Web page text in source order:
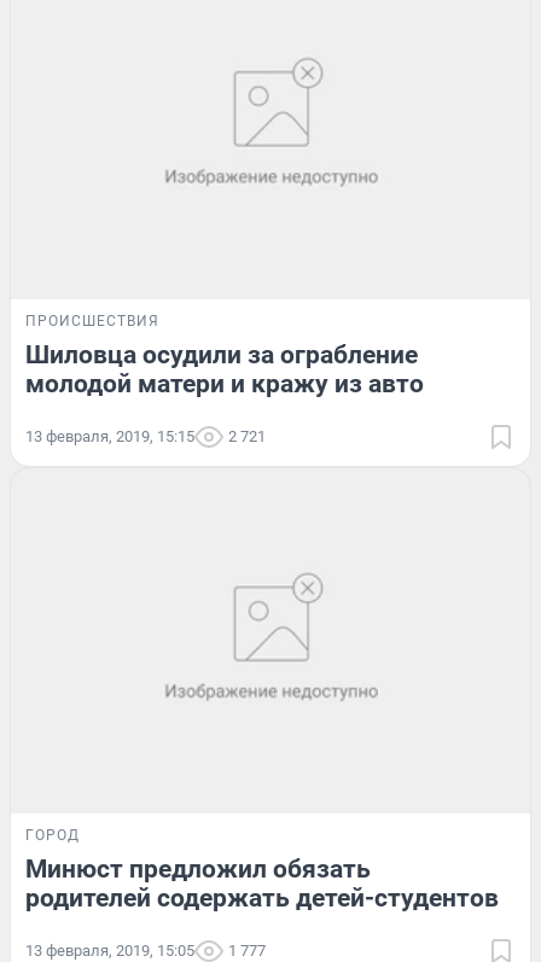
ПРОИСШЕСТВИЯ
Шиловца осудили за ограбление
молодой матери и кражу из авто
13 февраля, 2019, 15:15 2 721
ГОРОД
Минюст предложил обязать
родителей содержать детей-студентов
13 февраля, 2019, 15:05 1 777